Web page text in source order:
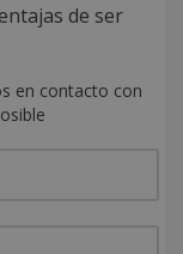
de ser
en contacto con